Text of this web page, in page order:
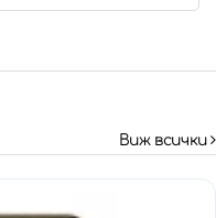
Виж всички